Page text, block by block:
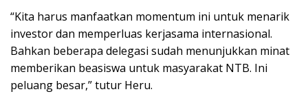
“Kita harus manfaatkan momentum ini untuk menarik
investor dan memperluas kerjasama internasional.
Bahkan beberapa delegasi sudah menunjukkan minat
memberikan beasiswa untuk masyarakat NTB. Ini
peluang besar,” tutur Heru.